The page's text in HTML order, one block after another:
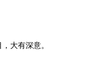
大有深意。